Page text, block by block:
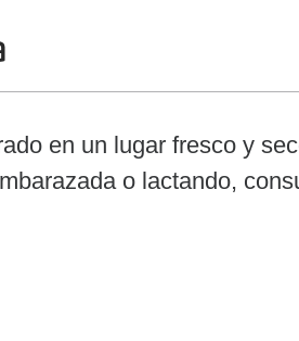
en un lugar fresco y
o lactando,